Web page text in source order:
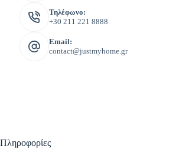
Τηλέφωνο:
+30 211 221 8888
Email:
contact@justmyhome.gr
Πληροφορίες